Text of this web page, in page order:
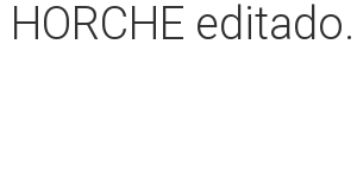
HORCHE